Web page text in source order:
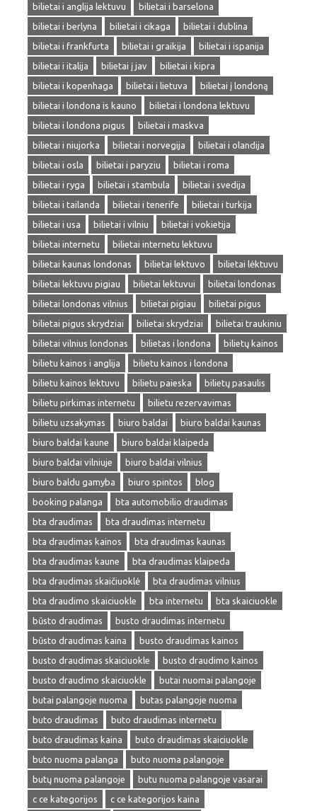
bilietai i anglija lektuvu
bilietai i barselona
bilietai i berlyna
bilietai i cikaga
bilietai i dublina
bilietai i frankfurta
bilietai i graikija
bilietai i ispanija
bilietai i italija
bilietai į jav
bilietai i kipra
bilietai i kopenhaga
bilietai i lietuva
bilietai į londoną
bilietai i londona is kauno
bilietai i londona lektuvu
bilietai i londona pigus
bilietai i maskva
bilietai i niujorka
bilietai i norvegija
bilietai i olandija
bilietai i osla
bilietai i paryziu
bilietai i roma
bilietai i ryga
bilietai i stambula
bilietai i svedija
bilietai i tailanda
bilietai i tenerife
bilietai i turkija
bilietai i usa
bilietai i vilniu
bilietai i vokietija
bilietai internetu
bilietai internetu lektuvu
bilietai kaunas londonas
bilietai lektuvo
bilietai lėktuvu
bilietai lektuvu pigiau
bilietai lektuvui
bilietai londonas
bilietai londonas vilnius
bilietai pigiau
bilietai pigus
bilietai pigus skrydziai
bilietai skrydziai
bilietai traukiniu
bilietai vilnius londonas
bilietas i londona
bilietų kainos
bilietu kainos i anglija
bilietu kainos i londona
bilietu kainos lektuvu
bilietu paieska
bilietų pasaulis
bilietu pirkimas internetu
bilietu rezervavimas
bilietu uzsakymas
biuro baldai
biuro baldai kaunas
biuro baldai kaune
biuro baldai klaipeda
biuro baldai vilniuje
biuro baldai vilnius
biuro baldu gamyba
biuro spintos
blog
booking palanga
bta automobilio draudimas
bta draudimas
bta draudimas internetu
bta draudimas kainos
bta draudimas kaunas
bta draudimas kaune
bta draudimas klaipeda
bta draudimas skaičiuoklė
bta draudimas vilnius
bta draudimo skaiciuokle
bta internetu
bta skaiciuokle
būsto draudimas
busto draudimas internetu
būsto draudimas kaina
busto draudimas kainos
busto draudimas skaiciuokle
busto draudimo kainos
busto draudimo skaiciuokle
butai nuomai palangoje
butai palangoje nuoma
butas palangoje nuoma
buto draudimas
buto draudimas internetu
buto draudimas kaina
buto draudimas skaiciuokle
buto nuoma palanga
buto nuoma palangoje
butų nuoma palangoje
butu nuoma palangoje vasarai
c ce kategorijos
c ce kategorijos kaina